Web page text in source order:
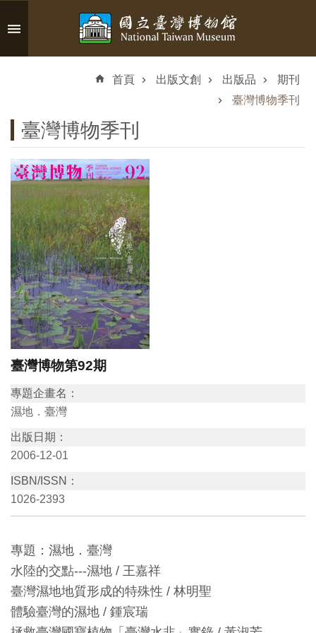
跳到主要內容區塊
認
臺
博
參
觀
資
訊
覽
資
訊
教
育
動
出
版
文
首頁 出版文創 出版品
期刊
臺灣博物季刊
臺灣博物季刊
臺灣博物第92期
專題企畫名：
濕地．臺灣
出版日期：
2006-12-01
ISBN/ISSN：
1026-2393
專題：濕地．臺灣
水陸的交點---濕地 / 王嘉祥
臺灣濕地地質形成的特殊性 / 林明聖
體驗臺灣的濕地 / 鍾宸瑞